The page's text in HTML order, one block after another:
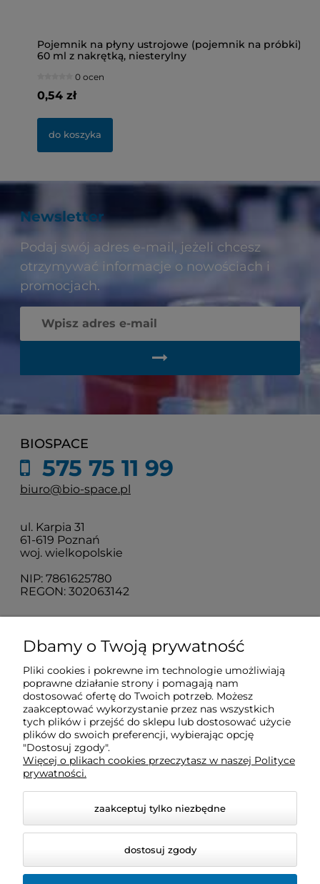
Pojemnik na płyny ustrojowe (pojemnik na próbki)
60 ml z nakrętką, niesterylny
0 ocen
0,54 zł
do koszyka
Newsletter
Podaj swój adres e-mail, jeżeli chcesz
otrzymywać informacje o nowościach i
promocjach.
BIOSPACE
575 75 11 99
biuro@bio-space.pl
ul. Karpia 31
61-619 Poznań
woj. wielkopolskie
NIP: 7861625780
REGON: 302063142
O nas
Obsługa klienta
Pomoc
Moje konto
Dbamy o Twoją prywatność
Pliki cookies i pokrewne im technologie umożliwiają
poprawne działanie strony i pomagają nam
dostosować ofertę do Twoich potrzeb. Możesz
zaakceptować wykorzystanie przez nas wszystkich
tych plików i przejść do sklepu lub dostosować użycie
plików do swoich preferencji, wybierając opcję
"Dostosuj zgody".
Więcej o plikach cookies przeczytasz w naszej Polityce
prywatności.
zaakceptuj tylko niezbędne
dostosuj zgody